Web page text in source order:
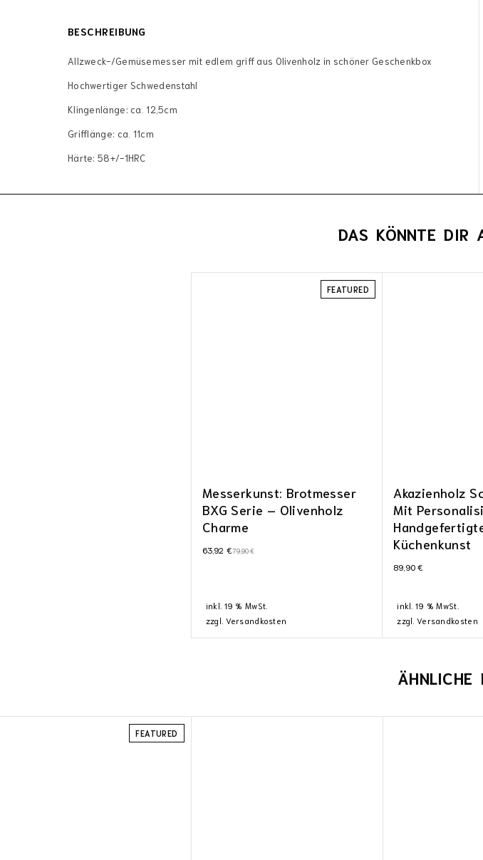
BESCHREIBUNG
Allzweck-/Gemüsemesser mit edlem griff aus Olivenholz in schöner Geschenkbox
Hochwertiger Schwedenstahl
Klingenlänge: ca. 12,5cm
Grifflänge: ca. 11cm
Härte: 58+/-1HRC
DAS KÖNNTE DIR
FEATURED
Messerkunst: Brotmesser
BXG Serie – Olivenholz
Charme
79,90€
63,92 €
inkl. 19 % MwSt.
zzgl. Versandkosten
Akazienholz
Mit
Küchenkunst
89,90 €
inkl. 19 % MwSt.
zzgl.Versandkosten
ÄHNLICHE
FEATURED